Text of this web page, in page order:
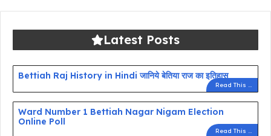
Latest Posts
Bettiah Raj History in Hindi जानिये बेतिया राज का इतिहास
Read This ...
Ward Number 1 Bettiah Nagar Nigam Election
Online Poll
Read This ...